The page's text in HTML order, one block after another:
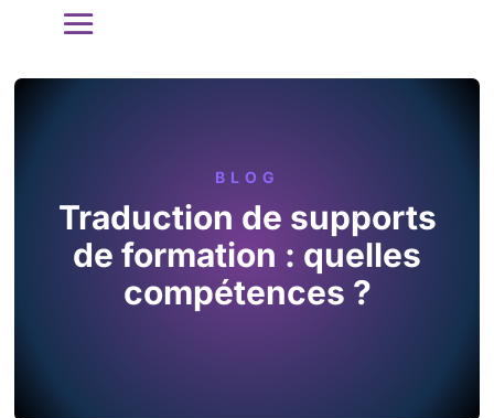
BLOG
Traduction de supports
de formation : quelles
compétences ?